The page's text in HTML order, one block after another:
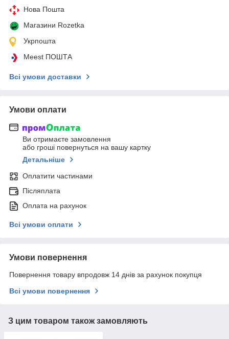
Нова Пошта
Магазини Rozetka
Укрпошта
Meest ПОШТА
Всі умови доставки
Умови оплати
Ви отримаєте замовлення
або гроші повернуться на вашу картку
Детальніше
Оплатити частинами
Післяплата
Оплата на рахунок
Всі умови оплати
Умови повернення
Повернення товару впродовж 14 днів за рахунок покупця
Всі умови повернення
З цим товаром також замовляють